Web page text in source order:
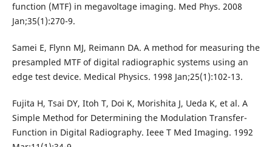
function (MTF) in megavoltage imaging. Med Phys. 2008
Jan;35(1):270-9.
Samei E, Flynn MJ, Reimann DA. A method for measuring the
presampled MTF of digital radiographic systems using an
edge test device. Medical Physics. 1998 Jan;25(1):102-13.
Fujita H, Tsai DY, Itoh T, Doi K, Morishita J, Ueda K, et al. A
Simple Method for Determining the Modulation Transfer-
Function in Digital Radiography. Ieee T Med Imaging. 1992